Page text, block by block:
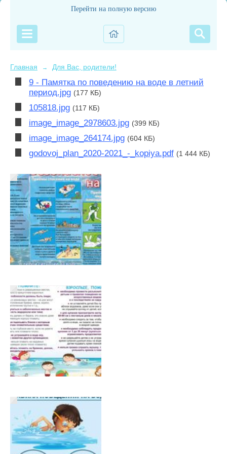
Перейти на полную версию
Главная → Для Вас, родители!
9 - Памятка по поведению на воде в летний
период.jpg (177 КБ)
105818.jpg (117 КБ)
image_image_2978603.jpg (399 КБ)
image_image_264174.jpg (604 КБ)
godovoj_plan_2020-2021_-_kopiya.pdf (1 444 КБ)